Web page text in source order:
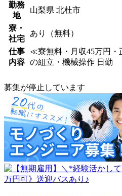
勤務
地
山梨県 北杜市
寮・
社宅
あり（無料）
仕事
内容
≪寮無料・月収45万円
の組立・機械操作 日勤
募集が停止しています